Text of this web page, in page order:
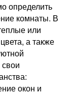
определить
комнаты. В
или
а также
окон и